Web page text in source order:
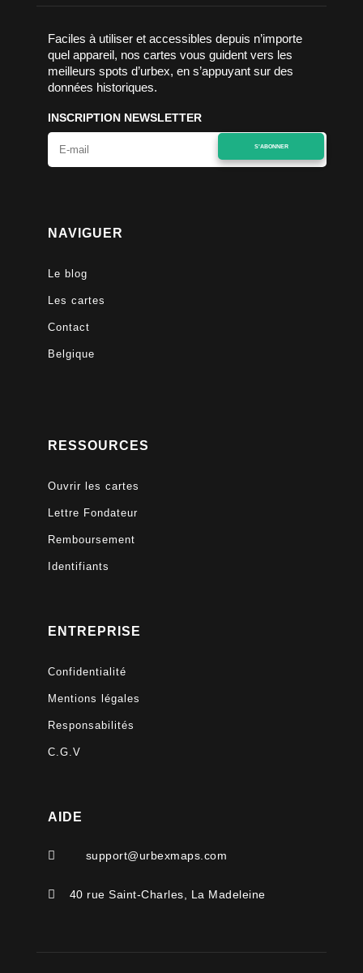
Faciles à utiliser et accessibles depuis n’importe
quel appareil, nos cartes vous guident vers les
meilleurs spots d’urbex, en s’appuyant sur des
données historiques.
INSCRIPTION NEWSLETTER
S'ABONNER
NAVIGUER
Le blog
Les cartes
Contact
Belgique
RESSOURCES
Ouvrir les cartes
Lettre Fondateur
Remboursement
Identifiants
ENTREPRISE
Confidentialité
Mentions légales
Responsabilités
C.G.V
AIDE
 support@urbexmaps.com
 40 rue Saint-Charles, La Madeleine